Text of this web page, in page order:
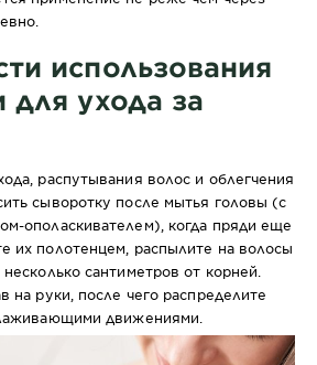
использования
для ухода за
распутывания волос и облегчения
сыворотку после мытья головы (с
ополаскивателем), когда пряди еще
их полотенцем, распылите на волосы
сантиметров от корней.
на руки, после чего распределите
движениями.